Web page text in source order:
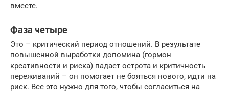
вместе.
Фаза четыре
Это – критический период отношений. В результате
повышенной выработки допомина (гормон
креативности и риска) падает острота и критичность
переживаний – он помогает не бояться нового, идти на
риск. Все это нужно для того, чтобы согласиться на